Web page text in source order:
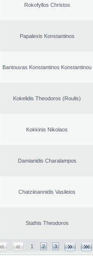
Rokofyllos Christos
Papalexis Konstantinos
Bantouvas Konstantinos Konstantinou
Kokelidis Theodoros (Roulis)
Kokkinis Nikolaos
Damianidis Charalampos
Chatziioannidis Vasileios
Stathis Theodoros
1 2 3